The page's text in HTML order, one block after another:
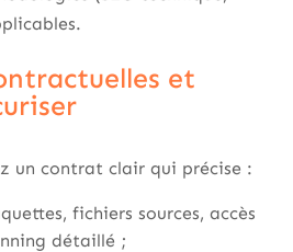
et
un contrat clair qui précise :
fichiers sources, accès
détaillé ;